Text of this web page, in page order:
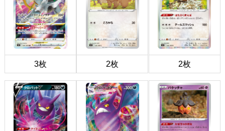
3枚 2枚 2枚